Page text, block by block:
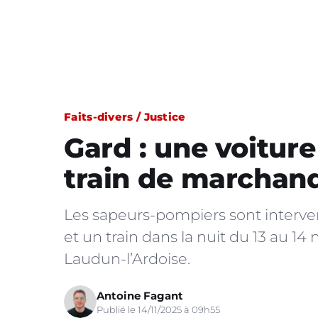
Faits-divers / Justice
Gard : une
train de
Les sapeurs-pompiers sont
et un train dans la nuit du 13 au
Laudun-l’Ardoise.
Antoine Fagant
Publié le 14/11/2025 à 09h55